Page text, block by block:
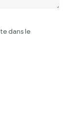
dans le